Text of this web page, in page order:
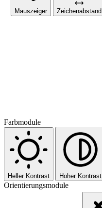
Mauszeiger Zeichenabstand
Farbmodule
Heller Kontrast Hoher Kontrast
Orientierungsmodule